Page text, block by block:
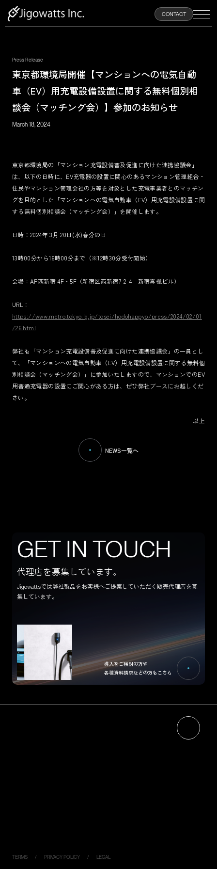
100HOME
ABOUT
NEWS
RECRUIT
CONTACT
PRIVACY POLICY
CONTACT
Press Release
東京都環境局開催【マンションへの電気自動
車（EV）用充電設備設置に関する無料個別相
談会（マッチング会）】参加のお知らせ
March 18, 2024
東京都環境局の「マンション充電設備普及促進に向けた連携協議会」
は、以下の日時に、EV充電器の設置に関心のあるマンション管理組合・
住民やマンション管理会社の方等を対象とした充電事業者とのマッチン
グを目的とした「マンションへの電気自動車（EV）用充電設備設置に関
する無料個別相談会（マッチング会）」を開催します。
日時：2024年 3月 20日(水)春分の日
13時00分から16時00分まで（※12時30分受付開始）
会場：AP西新宿 4F・5F（新宿区西新宿7-2-4 新宿喜楓ビル）
URL：
https://www.metro.tokyo.lg.jp/tosei/hodohappyo/press/2024/02/01
/26.html
弊社も「マンション充電設備普及促進に向けた連携協議会」の一員とし
て、「マンションへの電気自動車（EV）用充電設備設置に関する無料個
別相談会（マッチング会）」に参加いたしますので、マンションでのEV
用普通充電器の設置にご関心がある方は、ぜひ弊社ブースにお越しくだ
さい。
以上
NEWS一覧へ
GET IN TOUCH
代理店を募集しています。
Jigowattsでは弊社製品をお客様へご提案していただく販売代理店を募
集しています。
導入をご検討の方や
各種資料請求などの方もこちら
TERMS PRIVACY POLICY LEGAL